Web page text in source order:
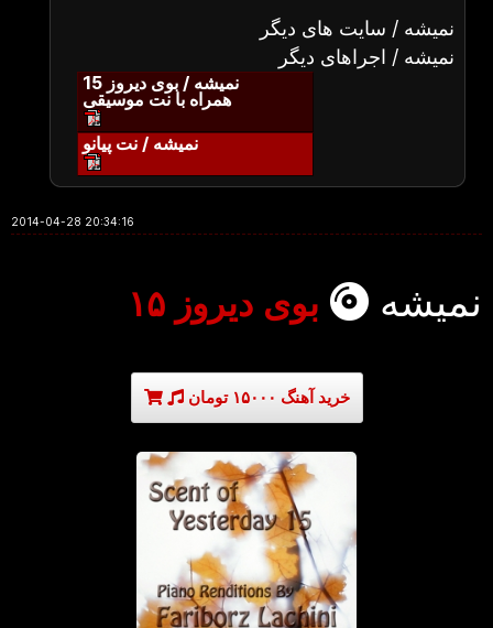
نمیشه / سایت های دیگر
نمیشه / اجراهای دیگر
نمیشه / بوی دیروز 15
همراه با نت موسیقی
نمیشه / نت پیانو
2014-04-28 20:34:16
نمیشه بوی دیروز ۱۵
خرید آهنگ ۱۵۰۰۰ تومان